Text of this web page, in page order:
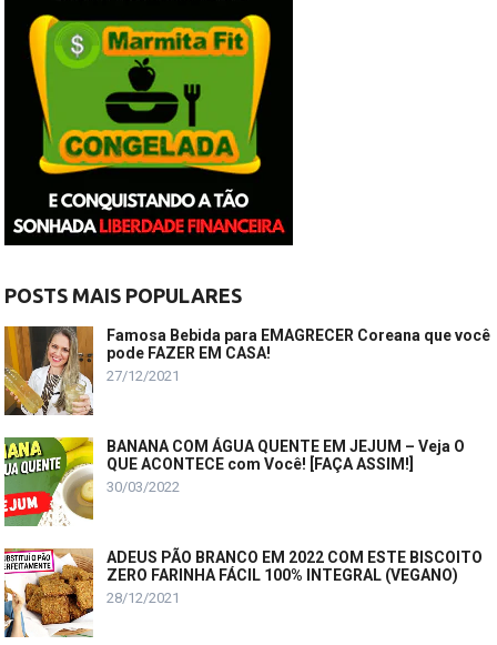
POSTS MAIS POPULARES
Famosa Bebida para EMAGRECER Coreana que você
pode FAZER EM CASA!
27/12/2021
BANANA COM ÁGUA QUENTE EM JEJUM – Veja O
QUE ACONTECE com Você! [FAÇA ASSIM!]
30/03/2022
ADEUS PÃO BRANCO EM 2022 COM ESTE BISCOITO
ZERO FARINHA FÁCIL 100% INTEGRAL (VEGANO)
28/12/2021